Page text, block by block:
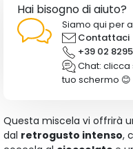
Hai bisogno di aiuto?
Siamo qui per
Contattaci
+39 02
Chat:
tuo schermo 😊
Questa miscela vi offrirà
dal retrogusto intenso,